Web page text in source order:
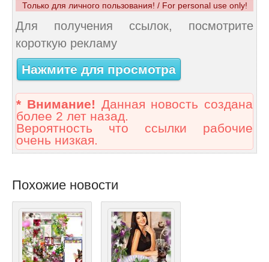
Только для личного пользования! / For personal use only!
Для получения ссылок, посмотрите
короткую рекламу
Нажмите для просмотра
* Внимание! Данная новость создана
более 2 лет назад.
Вероятность что ссылки рабочие
очень низкая.
Похожие новости